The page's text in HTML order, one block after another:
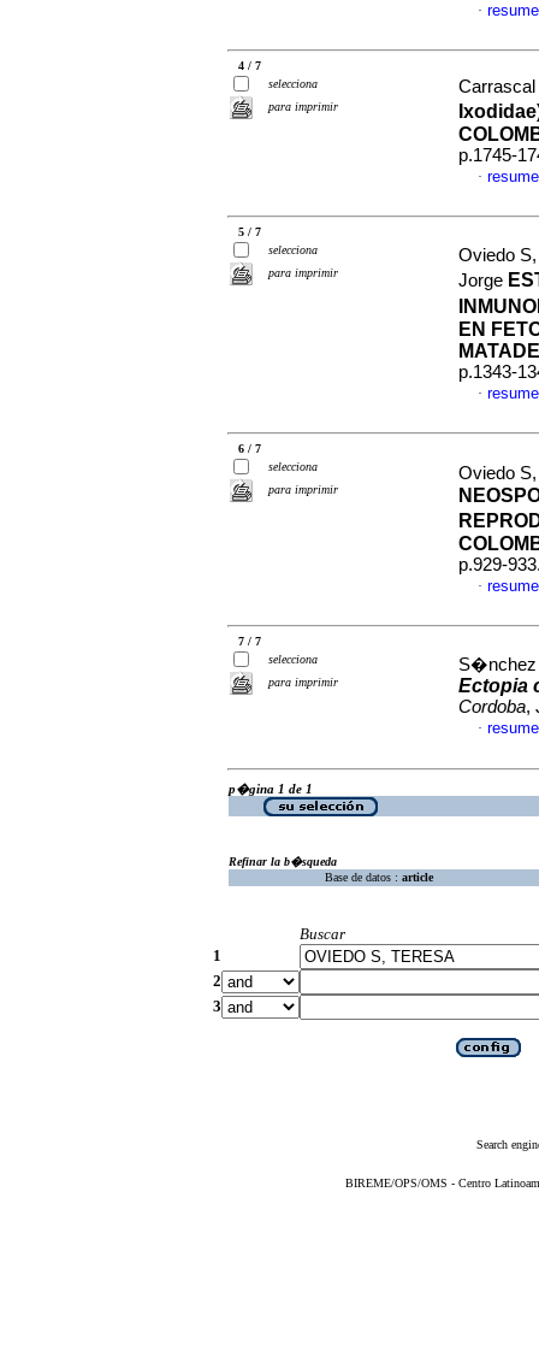
·
4 / 7
selecciona
para imprimir
p.1745-
·
5 / 7
selecciona
para imprimir
Oviedo
Jorge
EN
p.1343-
·
6 / 7
selecciona
para imprimir
Oviedo
p.929-
·
7 / 7
selecciona
para imprimir
S�nchez
Ectopia
Cordoba,
·
p�gina 1 de 1
Refinar la b�squeda
Base de datos : article
Buscar
1
2
3
Search
BIREME/OPS/OMS - Centro